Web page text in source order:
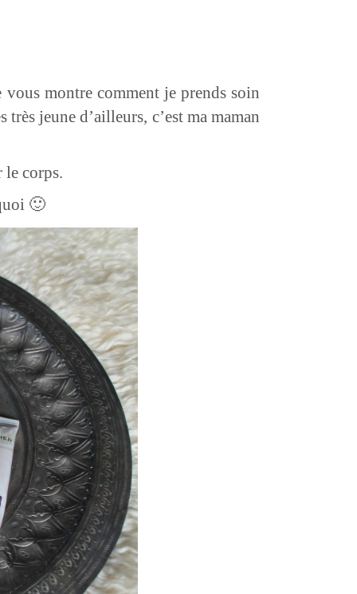
montre comment je prends soin
jeune d’ailleurs, c’est ma maman
le corps.
🙂